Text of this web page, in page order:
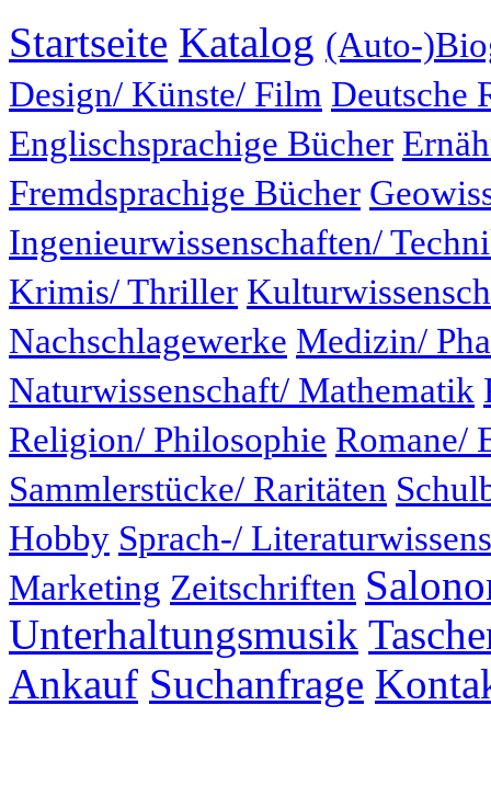
Startseite Katalog (Auto-
Design/ Künste/ Film Deutsche
Englischsprachige Bücher
Fremdsprachige Bücher
Ingenieurwissenschaften/
Krimis/ Thriller
Nachschlagewerke Medizin/
Naturwissenschaft/ Mathematik
Religion/ Philosophie Romane/
Sammlerstücke/ Raritäten
Hobby Sprach-/
Marketing Zeitschriften
Unterhaltungsmusik
Ankauf Suchanfrage